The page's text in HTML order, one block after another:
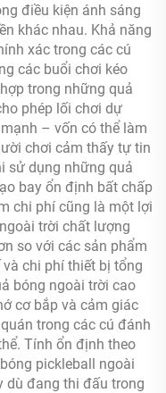
điều kiện ánh sáng
khác nhau. Khả năng
xác trong các cú
các buổi chơi kéo
trong những quả
phép lối chơi dự
– vốn có thể làm
chơi cảm thấy tự tin
sử dụng những quả
bay ổn định bất chấp
chi phí cũng là một lợi
trời chất lượng
so với các sản phẩm
chi phí thiết bị tổng
bóng ngoài trời cao
cơ bắp và cảm giác
trong các cú đánh
Tính ổn định theo
pickleball ngoài
dù đang thi đấu trong